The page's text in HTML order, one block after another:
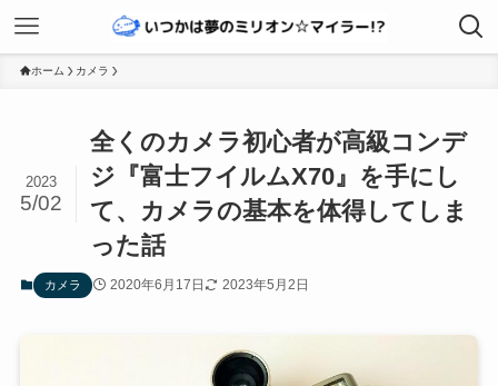
ホーム カメラ
全くのカメラ初心者が高級コンデ
ジ『富士フイルムX70』を手にし
て、カメラの基本を体得してしま
った話
2023
5/02
カメラ 2020年6月17日 2023年5月2日